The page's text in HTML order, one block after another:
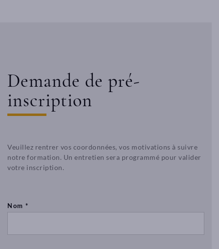
Demande de pré-
inscription
Veuillez rentrer vos coordonnées, vos motivations à suivre
notre formation. Un entretien sera programmé pour valider
votre inscription.
Nom *